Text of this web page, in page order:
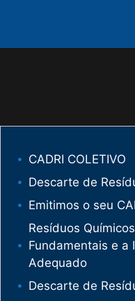
CADRI COLETIVO
Descarte de
Emitimos o seu
Resíduos
Fundamentais e a
Adequado
Descarte de